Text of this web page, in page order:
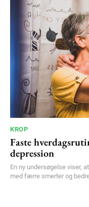
KROP
Faste
depression
En ny undersøgelse viser,
med færre smerter og